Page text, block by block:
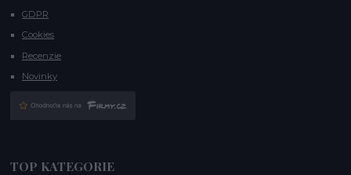
GDPR
Cookies
Recenzie
Novinky
TOP KATEGORIE